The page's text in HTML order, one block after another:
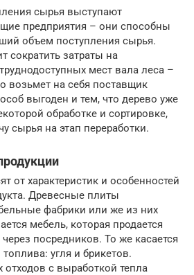
сырья выступают
предприятия – они способны
объем поступления сырья.
сократить затраты на
мест вала леса –
возьмет на себя поставщик
выгоден и тем, что дерево уже
обработке и сортировке,
сырья на этап переработки.
от характеристик и особенностей
Древесные плиты
фабрики или же из них
мебель, которая продается
посредников. То же касается
угля и брикетов.
с выработкой тепла